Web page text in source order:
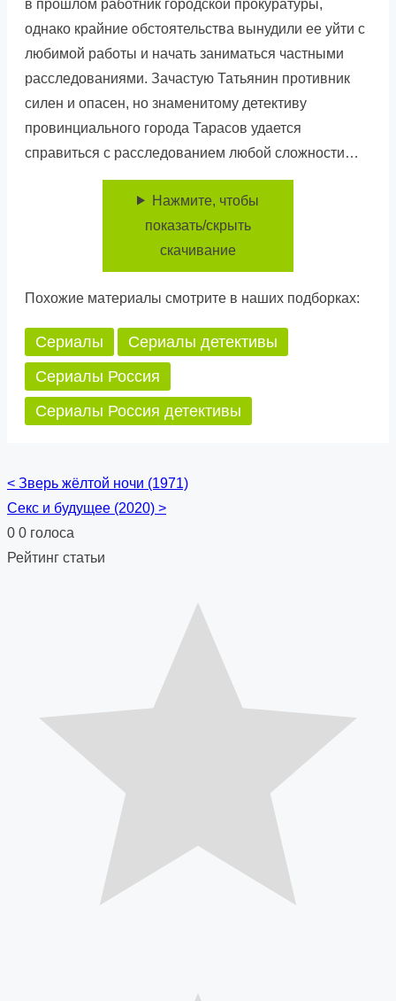
в прошлом работник городской прокуратуры,
однако крайние обстоятельства вынудили ее уйти с
любимой работы и начать заниматься частными
расследованиями. Зачастую Татьянин противник
силен и опасен, но знаменитому детективу
провинциального города Тарасов удается
справиться с расследованием любой сложности…
Нажмите, чтобы
показать/скрыть
скачивание
Похожие материалы смотрите в наших подборках:
Сериалы
Сериалы детективы
Сериалы Россия
Сериалы Россия детективы
Posts
navigation
< Зверь жёлтой ночи (1971)
Секс и будущее (2020) >
0 0 голоса
Рейтинг статьи